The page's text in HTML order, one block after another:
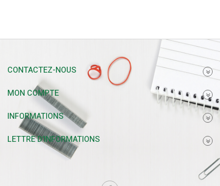
CONTACTEZ-NOUS
MON COMPTE
INFORMATIONS
LETTRE D'INFORMATIONS